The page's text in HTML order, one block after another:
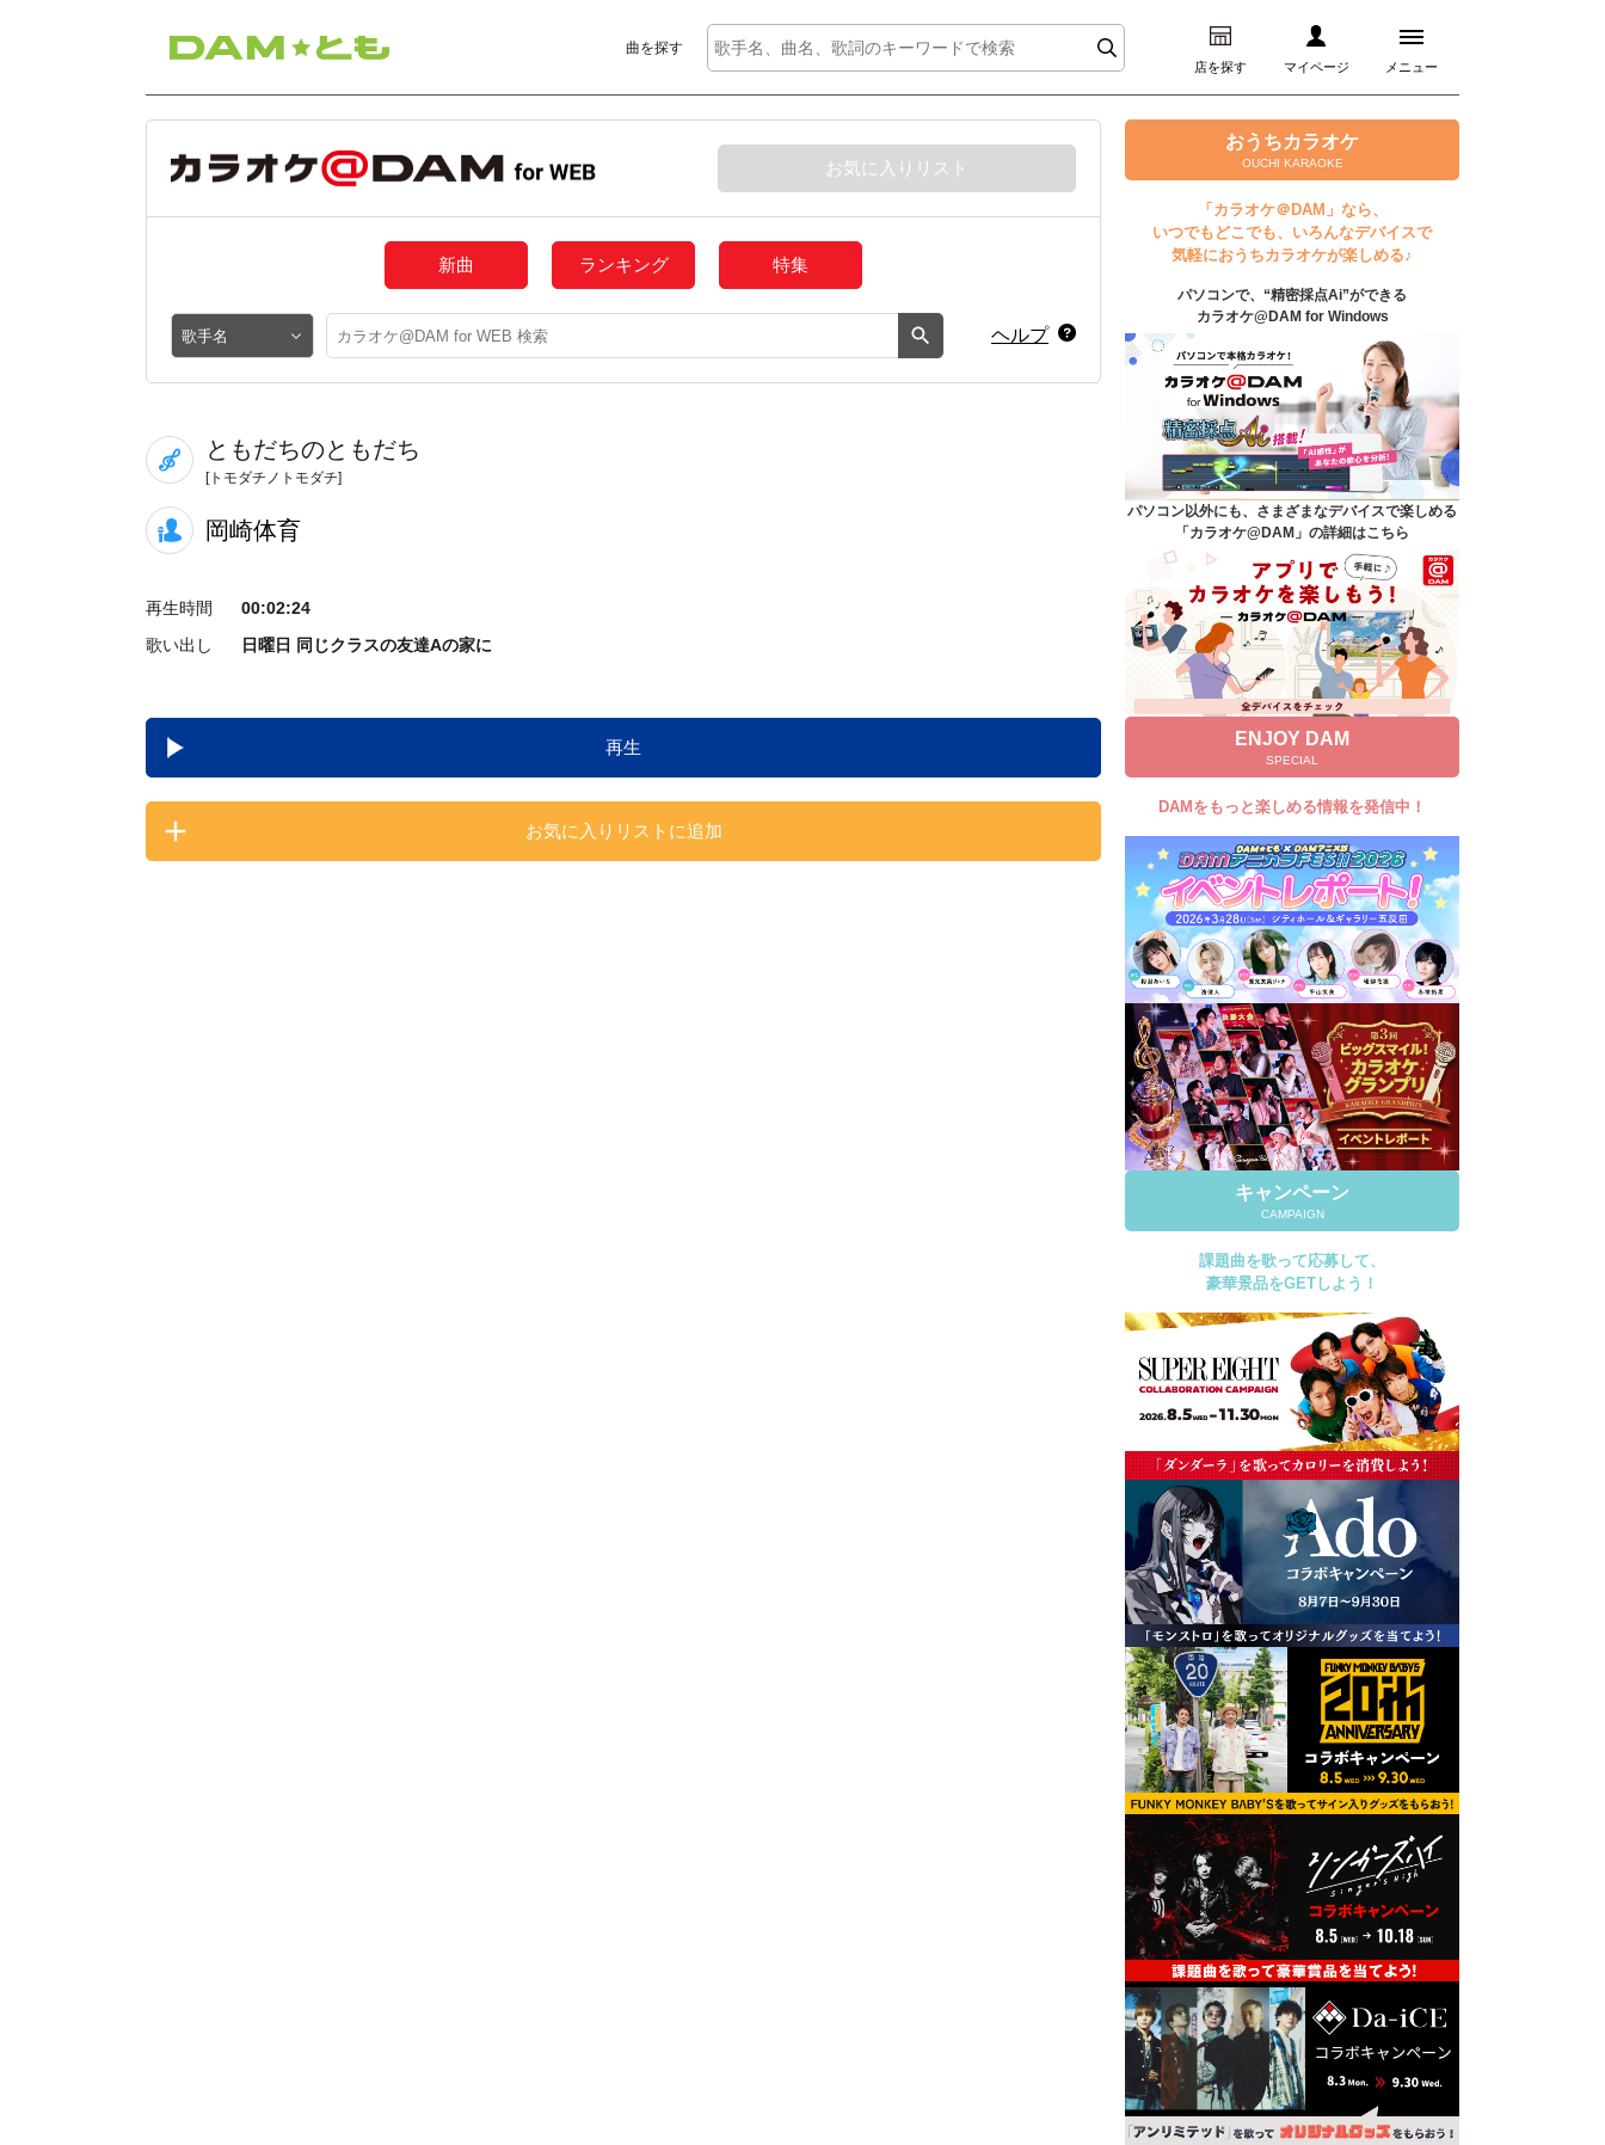
曲を探す
店を探す マイページ メニュー
ログイン
マイページ
プレミアムサービス
DAM★とも動画
DAM★とも録音
カラオケ＠DAM
ユーザー検索
キャンペーン
よくあるご質問
DAMの新曲・ランキングなど
カラオケ最新情報をチェック！
自宅でカラオケ歌い放題！
家族や友達と一緒に！練習にも！
お気に入りリスト
新曲 ランキング 特集
ヘルプ
ともだちのともだち
[トモダチノトモダチ]
岡崎体育
再生時間
00:02:24
歌い出し
日曜日 同じクラスの友達Aの家に
再生
お気に入りリストに追加
おうちカラオケ
OUCHI KARAOKE
「カラオケ＠DAM」なら、
いつでもどこでも、いろんなデバイスで
気軽におうちカラオケが楽しめる♪
パソコンで、“精密採点Ai”ができる
カラオケ@DAM for Windows
パソコン以外にも、さまざまなデバイスで楽しめる
「カラオケ@DAM」の詳細はこちら
ENJOY DAM
SPECIAL
DAMをもっと楽しめる情報を発信中！
キャンペーン
CAMPAIGN
課題曲を歌って応募して、
豪華景品をGETしよう！